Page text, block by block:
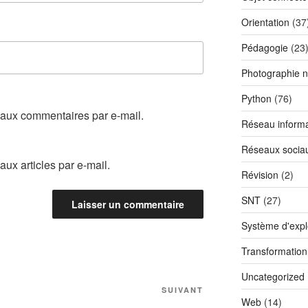
commentaires par e-mail.
articles par e-mail.
SUIVANT
Orientation
Pédagogie(23)
Photographie
Python (76)
Réseau
Réseaux
Révision (2)
SNT(27)
Système
Uncategorized
Web(14)